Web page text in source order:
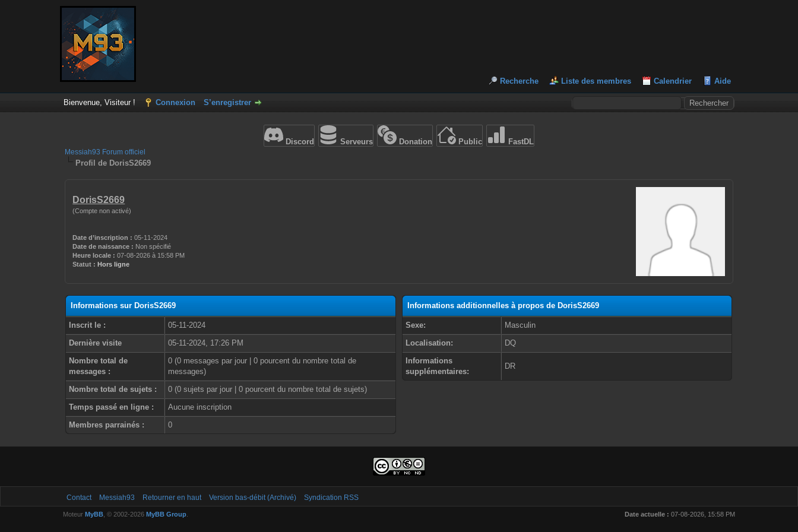
Recherche Liste des membres Calendrier Aide
Bienvenue, Visiteur ! Connexion S’enregistrer
Discord Serveurs Donation Public FastDL
Messiah93 Forum officiel
Profil de DorisS2669
DorisS2669
(Compte non activé)
Date d’inscription : 05-11-2024
Date de naissance : Non spécifié
Heure locale : 07-08-2026 à 15:58 PM
Statut : Hors ligne
Informations sur DorisS2669
Inscrit le :
05-11-2024
Dernière visite
05-11-2024, 17:26 PM
Nombre total de
messages :
0 (0 messages par jour | 0 pourcent du nombre total de
messages)
Nombre total de sujets :
0 (0 sujets par jour | 0 pourcent du nombre total de sujets)
Temps passé en ligne :
Aucune inscription
Membres parrainés :
0
Informations additionnelles à propos de DorisS2669
Sexe:
Masculin
Localisation:
DQ
Informations
supplémentaires:
DR
Contact Messiah93 Retourner en haut Version bas-débit (Archivé) Syndication RSS
Date actuelle : 07-08-2026, 15:58 PM
Moteur MyBB, © 2002-2026 MyBB Group.